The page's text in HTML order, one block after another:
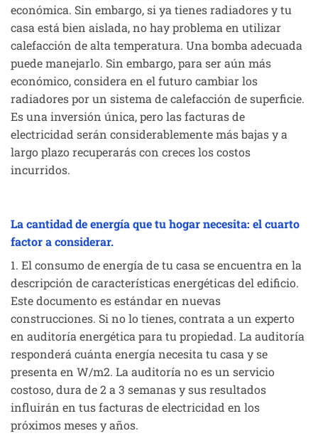
económica. Sin embargo, si ya tienes radiadores y tu
casa está bien aislada, no hay problema en utilizar
calefacción de alta temperatura. Una bomba adecuada
puede manejarlo. Sin embargo, para ser aún más
económico, considera en el futuro cambiar los
radiadores por un sistema de calefacción de superficie.
Es una inversión única, pero las facturas de
electricidad serán considerablemente más bajas y a
largo plazo recuperarás con creces los costos
incurridos.
La cantidad de energía que tu hogar necesita: el cuarto
factor a considerar.
1. El consumo de energía de tu casa se encuentra en la
descripción de características energéticas del edificio.
Este documento es estándar en nuevas
construcciones. Si no lo tienes, contrata a un experto
en auditoría energética para tu propiedad. La auditoría
responderá cuánta energía necesita tu casa y se
presenta en W/m2. La auditoría no es un servicio
costoso, dura de 2 a 3 semanas y sus resultados
influirán en tus facturas de electricidad en los
próximos meses y años.